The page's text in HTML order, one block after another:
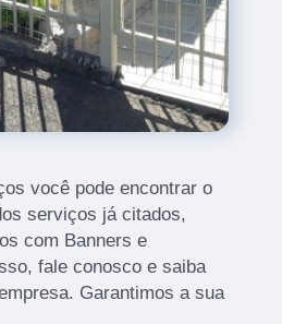
você pode encontrar o
serviços já citados,
com Banners e
fale conosco e saiba
Garantimos a sua